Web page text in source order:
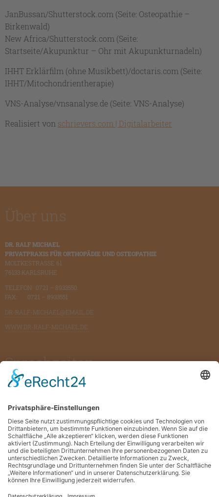
JanBussan/Shutterstock.com (Seite: Osteopathie –
Birkenwald)
New Africa/Shutterstock.com (Seite:
Startseite/Akupunktur – Ohr mit Akupunkturnadeln)
IHHT Erklärfilm (ohne Musikbett)/doctaris.com (Seite:
IHHT/Mitochondrientherapie)
VNS-Analyse/vnsanalyse.de (Seite: VNS-Analyse)
Realisiert von schrievers.com | Digitalarbeiter
Über uns
DR. RALF MICHAEL
PRIVATPRAXIS FÜR ORTHOPÄDIE UND OSTEOPATHIE
MOLTKESTRASSE 61
76133 KARLSRUHE
TELEFON: 0721 – 8933550
FAX: 0721 – 8933551
DR-RALF-MICHAEL@EMAIL.DE
WWW.DR-RALF-MICHAEL.DE
Sprechzeiten
BITTE HABEN SIE VERSTÄNDNIS DAFÜR,
TELEFONISCH VERGEBEN.
Rechtliches
KONTAKT